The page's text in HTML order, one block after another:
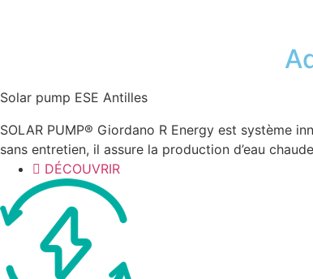
Solar pump ESE Antilles
SOLAR PUMP® Giordano R Energy est système
sans entretien, il assure la production d’eau
DÉCOUVRIR